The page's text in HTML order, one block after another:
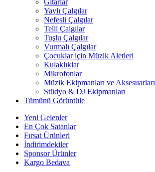
Gitarlar
Yaylı Çalgılar
Nefesli Çalgılar
Telli Çalgılar
Tuşlu Çalgılar
Vurmalı Çalgılar
Çocuklar için Müzik Aletleri
Kulaklıklar
Mikrofonlar
Müzik Ekipmanları ve Aksesuarları
Stüdyo & DJ Ekipmanları
Tümünü Görüntüle
Yeni Gelenler
En Çok Satanlar
Fırsat Ürünleri
İndirimdekiler
Sponsor Ürünler
Kargo Bedava